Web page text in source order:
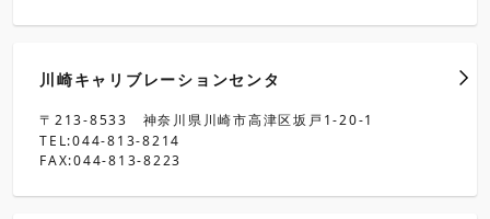
川崎キャリブレーションセンタ
〒213-8533 神奈川県川崎市高津区坂戸1-20-1
TEL:044-813-8214
FAX:044-813-8223